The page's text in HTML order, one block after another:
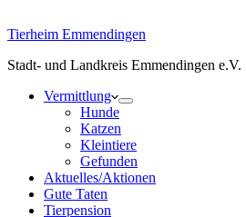
Tierheim Emmendingen
Stadt- und Landkreis Emmendingen e.V.
Vermittlung
Hunde
Katzen
Kleintiere
Gefunden
Aktuelles/Aktionen
Gute Taten
Tierpension